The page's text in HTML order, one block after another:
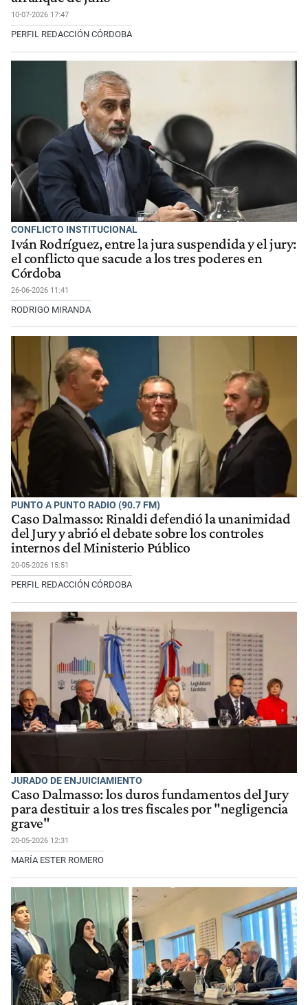
10-07-2026 17:47
PERFIL REDACCIÓN CÓRDOBA
CONFLICTO INSTITUCIONAL
Iván Rodríguez, entre la jura suspendida y el jury:
el conflicto que sacude a los tres poderes en
Córdoba
26-06-2026 11:41
RODRIGO MIRANDA
PUNTO A PUNTO RADIO (90.7 FM)
Caso Dalmasso: Rinaldi defendió la unanimidad
del Jury y abrió el debate sobre los controles
internos del Ministerio Público
20-05-2026 15:51
PERFIL REDACCIÓN CÓRDOBA
JURADO DE ENJUICIAMIENTO
Caso Dalmasso: los duros fundamentos del Jury
para destituir a los tres fiscales por "negligencia
grave"
20-05-2026 12:31
MARÍA ESTER ROMERO